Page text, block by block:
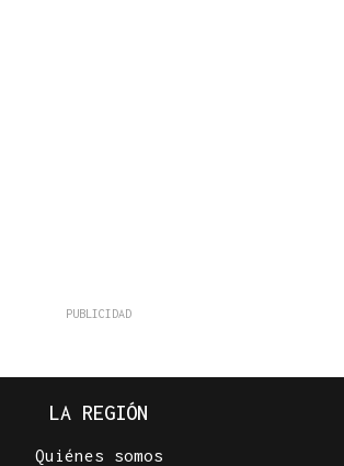
LA REGIÓN
Quiénes somos